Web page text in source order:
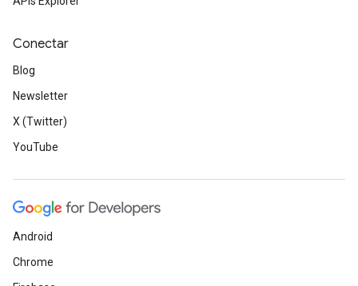
Conectar
Blog
Newsletter
X (Twitter)
YouTube
Android
Chrome